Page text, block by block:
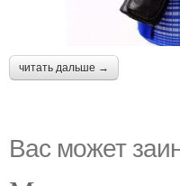
читать дальше →
Вас может